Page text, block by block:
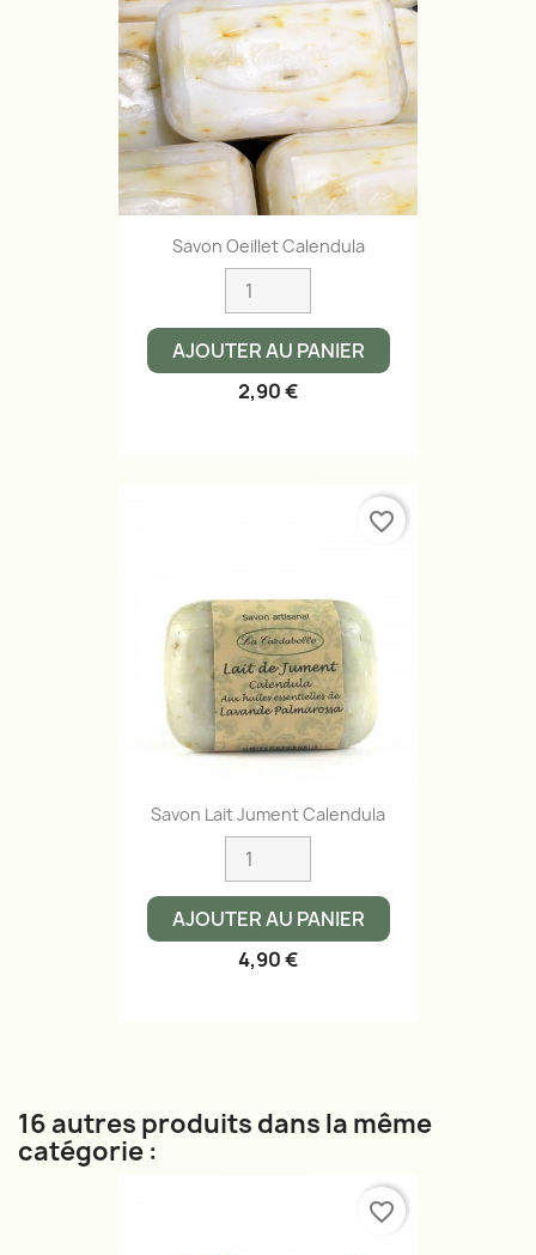
Savon Oeillet Calendula
AJOUTER AU PANIER
2,90 €
Savon Lait Jument Calendula
AJOUTER AU PANIER
4,90 €
favorite_border
16 autres produits dans la même
catégorie :
favorite_border